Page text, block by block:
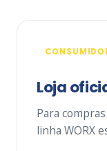
Loja
Para
linha WORX